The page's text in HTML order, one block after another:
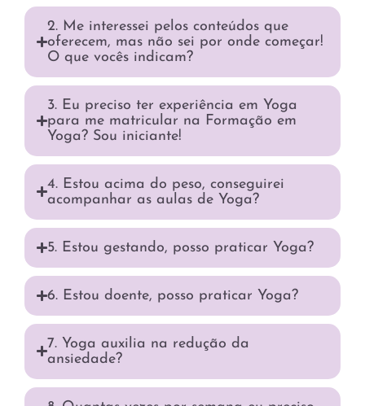
2. Me interessei pelos conteúdos que
oferecem, mas não sei por onde começar!
O que vocês indicam?
3. Eu preciso ter experiência em Yoga
para me matricular na Formação em
Yoga? Sou iniciante!
4. Estou acima do peso, conseguirei
acompanhar as aulas de Yoga?
5. Estou gestando, posso praticar Yoga?
6. Estou doente, posso praticar Yoga?
7. Yoga auxilia na redução da
ansiedade?